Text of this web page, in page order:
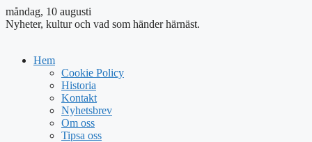
måndag, 10 augusti
Nyheter, kultur och vad som händer härnäst.
Hem
Cookie Policy
Historia
Kontakt
Nyhetsbrev
Om oss
Tipsa oss